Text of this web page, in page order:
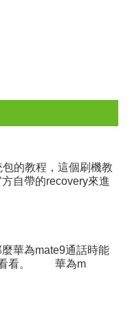
的教程，這個刷機教
自帶的recovery來進
華為mate9通話時能
看看。 華為m